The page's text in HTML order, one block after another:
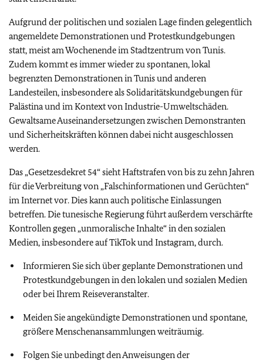
Aufgrund der politischen und sozialen Lage finden gelegentlich
angemeldete Demonstrationen und Protestkundgebungen
statt, meist am Wochenende im Stadtzentrum von Tunis.
Zudem kommt es immer wieder zu spontanen, lokal
begrenzten Demonstrationen in Tunis und anderen
Landesteilen, insbesondere als Solidaritätskundgebungen für
Palästina und im Kontext von Industrie-Umweltschäden.
Gewaltsame Auseinandersetzungen zwischen Demonstranten
und Sicherheitskräften können dabei nicht ausgeschlossen
werden.
Das „Gesetzesdekret 54“ sieht Haftstrafen von bis zu zehn Jahren
für die Verbreitung von „Falschinformationen und Gerüchten“
im Internet vor. Dies kann auch politische Einlassungen
betreffen. Die tunesische Regierung führt außerdem verschärfte
Kontrollen gegen „unmoralische Inhalte“ in den sozialen
Medien, insbesondere auf TikTok und Instagram, durch.
Informieren Sie sich über geplante Demonstrationen und
Protestkundgebungen in den lokalen und sozialen Medien
oder bei Ihrem Reiseveranstalter.
Meiden Sie angekündigte Demonstrationen und spontane,
größere Menschenansammlungen weiträumig.
Folgen Sie unbedingt den Anweisungen der